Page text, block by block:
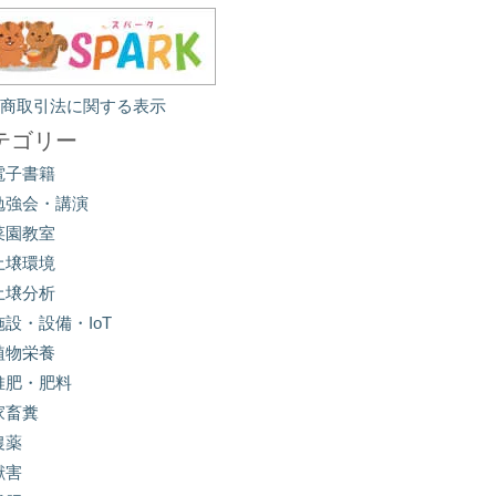
取引法に関する表示
ゴリー
子書籍
強会・講演
園教室
壌環境
壌分析
設・設備・IoT
物栄養
肥・肥料
畜糞
薬
害